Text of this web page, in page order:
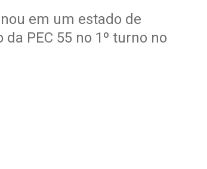
em um estado de
PEC 55 no 1º turno no